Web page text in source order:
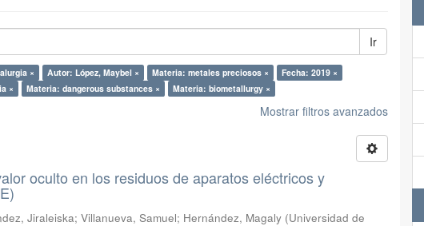
Ir
× Autor: López, Maybel × Materia: metales preciosos ×
Fecha: 2019 ×
× Materia: dangerous substances × Materia: biometallurgy ×
Mostrar filtros avanzados
oculto en los residuos de aparatos eléctricos y
Jiraleiska;Villanueva, Samuel; Hernández, Magaly (Universidad de